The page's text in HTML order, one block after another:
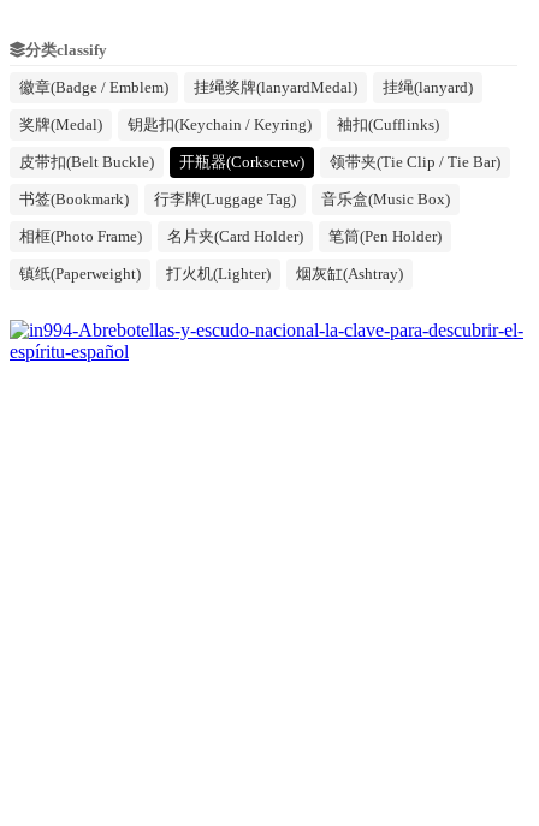
分类classify
徽章(Badge / Emblem) 挂绳奖牌(lanyardMedal) 挂绳(lanyard)
奖牌(Medal) 钥匙扣(Keychain / Keyring) 袖扣(Cufflinks)
皮带扣(Belt Buckle) 开瓶器(Corkscrew) 领带夹(Tie Clip / Tie Bar)
书签(Bookmark) 行李牌(Luggage Tag) 音乐盒(Music Box)
相框(Photo Frame) 名片夹(Card Holder) 笔筒(Pen Holder)
镇纸(Paperweight) 打火机(Lighter) 烟灰缸(Ashtray)